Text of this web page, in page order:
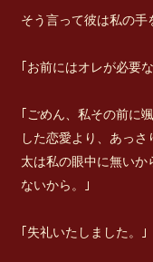
そう言って彼は私の手
｢お前にはオレが必要
｢ごめん、私その前に
した恋愛より、あっ
太は私の眼中に無いか
ないから。｣
｢失礼いたしました。｣